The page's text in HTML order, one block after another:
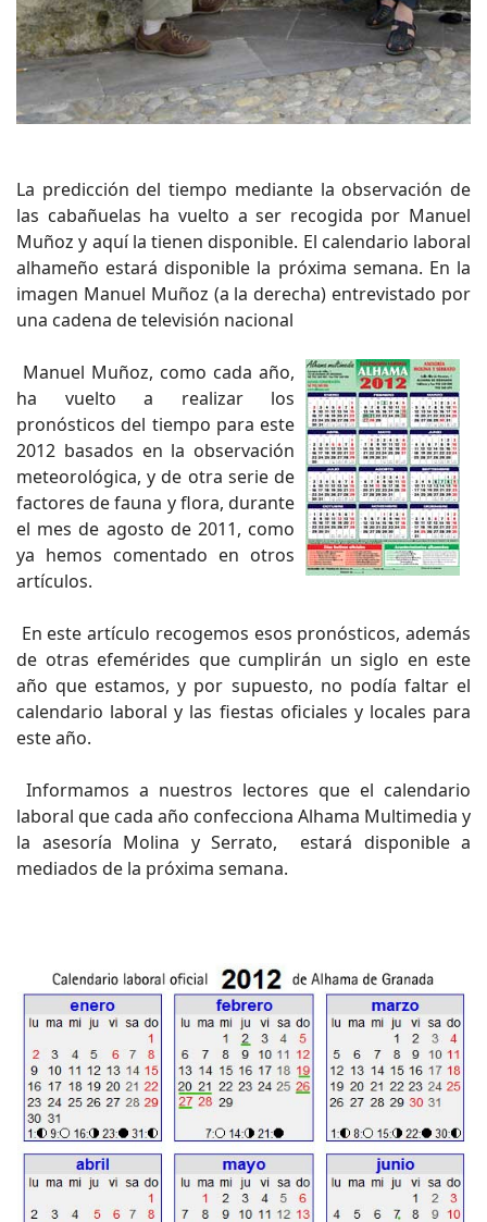
La predicción del tiempo mediante la observación de
las cabañuelas ha vuelto a ser recogida por Manuel
Muñoz y aquí la tienen disponible. El calendario laboral
alhameño estará disponible la próxima semana. En la
imagen Manuel Muñoz (a la derecha) entrevistado por
una cadena de televisión nacional
Manuel Muñoz, como cada año,
ha vuelto a realizar los
pronósticos del tiempo para este
2012 basados en la observación
meteorológica, y de otra serie de
factores de fauna y flora, durante
el mes de agosto de 2011, como
ya hemos comentado en otros
artículos.
En este artículo recogemos esos pronósticos, además
de otras efemérides que cumplirán un siglo en este
año que estamos, y por supuesto, no podía faltar el
calendario laboral y las fiestas oficiales y locales para
este año.
Informamos a nuestros lectores que el calendario
laboral que cada año confecciona Alhama Multimedia y
la asesoría Molina y Serrato, estará disponible a
mediados de la próxima semana.